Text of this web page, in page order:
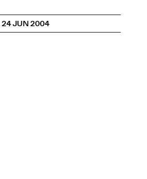
24 JUN 2004